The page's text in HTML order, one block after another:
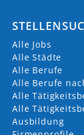
Alle Jobs
Alle Städte
Alle Berufe
Alle Berufe
Alle
Alle
Ausbildung